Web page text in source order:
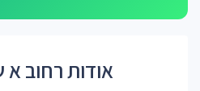
אודות רחוב א